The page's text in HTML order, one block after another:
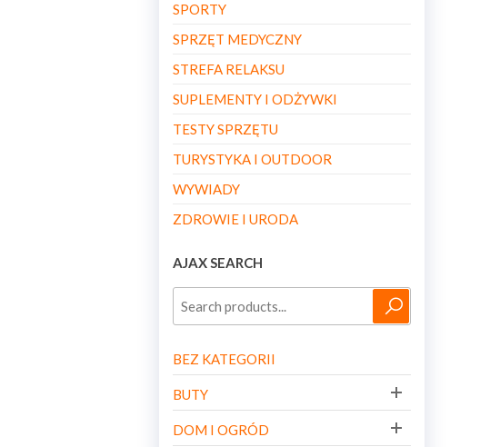
SPORTY
SPRZĘT MEDYCZNY
STREFA RELAKSU
SUPLEMENTY I ODŻYWKI
TESTY SPRZĘTU
TURYSTYKA I OUTDOOR
WYWIADY
ZDROWIE I URODA
AJAX SEARCH
BEZ KATEGORII
BUTY
DOM I OGRÓD